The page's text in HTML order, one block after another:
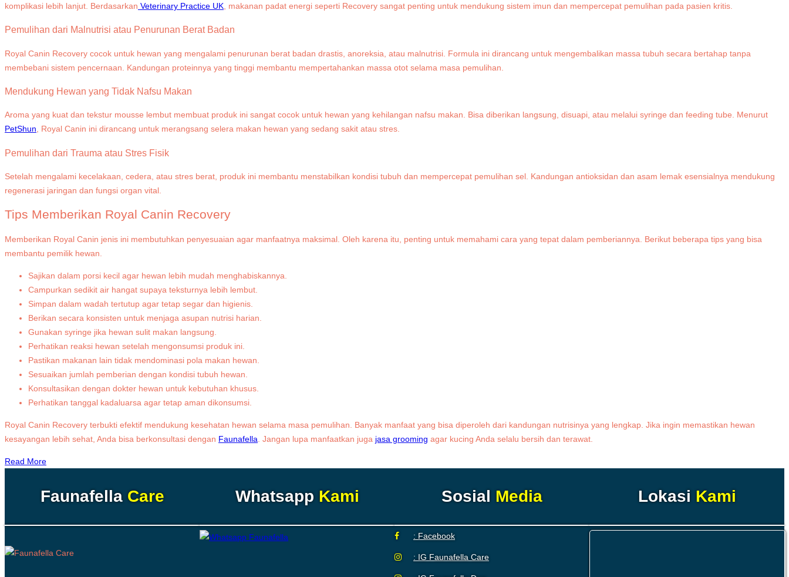
komplikasi lebih lanjut. Berdasarkan Veterinary Practice UK , makanan padat energi seperti Recovery sangat penting untuk mendukung sistem imun dan mempercepat pemulihan pada pasien kritis.
Pemulihan dari Malnutrisi atau Penurunan Berat Badan
Royal Canin Recovery cocok untuk hewan yang mengalami penurunan berat badan drastis, anoreksia, atau malnutrisi. Formula ini dirancang untuk mengembalikan massa tubuh secara bertahap tanpa
membebani sistem pencernaan. Kandungan proteinnya yang tinggi membantu mempertahankan massa otot selama masa pemulihan.
Mendukung Hewan yang Tidak Nafsu Makan
Aroma yang kuat dan tekstur mousse lembut membuat produk ini sangat cocok untuk hewan yang kehilangan nafsu makan. Bisa diberikan langsung, disuapi, atau melalui syringe dan feeding tube. Menurut
PetShun, Royal Canin ini dirancang untuk merangsang selera makan hewan yang sedang sakit atau stres.
Pemulihan dari Trauma atau Stres Fisik
Setelah mengalami kecelakaan, cedera, atau stres berat, produk ini membantu menstabilkan kondisi tubuh dan mempercepat pemulihan sel. Kandungan antioksidan dan asam lemak esensialnya mendukung
regenerasi jaringan dan fungsi organ vital.
Tips Memberikan Royal Canin Recovery
Memberikan Royal Canin jenis ini membutuhkan penyesuaian agar manfaatnya maksimal. Oleh karena itu, penting untuk memahami cara yang tepat dalam pemberiannya. Berikut beberapa tips yang bisa
membantu pemilik hewan.
Sajikan dalam porsi kecil agar hewan lebih mudah menghabiskannya.
Campurkan sedikit air hangat supaya teksturnya lebih lembut.
Simpan dalam wadah tertutup agar tetap segar dan higienis.
Berikan secara konsisten untuk menjaga asupan nutrisi harian.
Gunakan syringe jika hewan sulit makan langsung.
Perhatikan reaksi hewan setelah mengonsumsi produk ini.
Pastikan makanan lain tidak mendominasi pola makan hewan.
Sesuaikan jumlah pemberian dengan kondisi tubuh hewan.
Konsultasikan dengan dokter hewan untuk kebutuhan khusus.
Perhatikan tanggal kadaluarsa agar tetap aman dikonsumsi.
Royal Canin Recovery terbukti efektif mendukung kesehatan hewan selama masa pemulihan. Banyak manfaat yang bisa diperoleh dari kandungan nutrisinya yang lengkap. Jika ingin memastikan hewan
kesayangan lebih sehat, Anda bisa berkonsultasi dengan Faunafella . Jangan lupa manfaatkan juga jasa grooming agar kucing Anda selalu bersih dan terawat.
Read More
FaunafellaCare WhatsappKami Sosial Media
: Facebook
: IG Faunafella Care
Lokasi Kami